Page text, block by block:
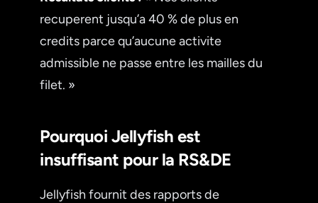
recuperent jusqu’a 40 % de plus en
credits parce qu’aucune activite
admissible ne passe entre les mailles du
filet. »
Pourquoi Jellyfish est
insuffisant pour la RS&DE
Jellyfish fournit des rapports de